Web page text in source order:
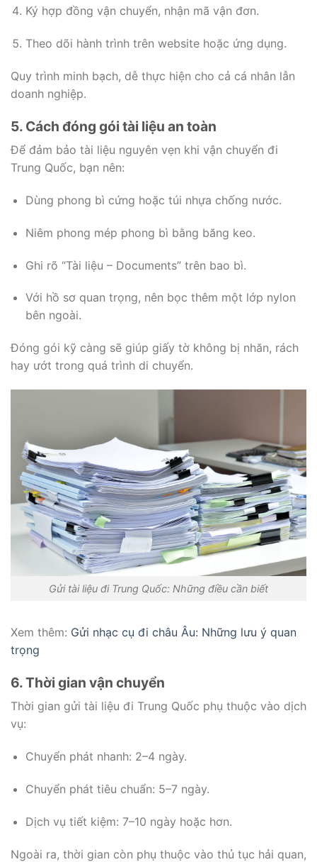
Ký hợp đồng vận chuyển, nhận mã vận đơn.
Theo dõi hành trình trên website hoặc ứng dụng.
Quy trình minh bạch, dễ thực hiện cho cả cá nhân lẫn
doanh nghiệp.
5. Cách đóng gói tài liệu an toàn
Để đảm bảo tài liệu nguyên vẹn khi vận chuyển đi
Trung Quốc, bạn nên:
Dùng phong bì cứng hoặc túi nhựa chống nước.
Niêm phong mép phong bì bằng băng keo.
Ghi rõ “Tài liệu – Documents” trên bao bì.
Với hồ sơ quan trọng, nên bọc thêm một lớp nylon
bên ngoài.
Đóng gói kỹ càng sẽ giúp giấy tờ không bị nhăn, rách
hay ướt trong quá trình di chuyển.
Gửi tài liệu đi Trung Quốc: Những điều cần biết
Xem thêm: Gửi nhạc cụ đi châu Âu: Những lưu ý quan
trọng
6. Thời gian vận chuyển
Thời gian gửi tài liệu đi Trung Quốc phụ thuộc vào dịch
vụ:
Chuyển phát nhanh: 2–4 ngày.
Chuyển phát tiêu chuẩn: 5–7 ngày.
Dịch vụ tiết kiệm: 7–10 ngày hoặc hơn.
Ngoài ra, thời gian còn phụ thuộc vào thủ tục hải quan,